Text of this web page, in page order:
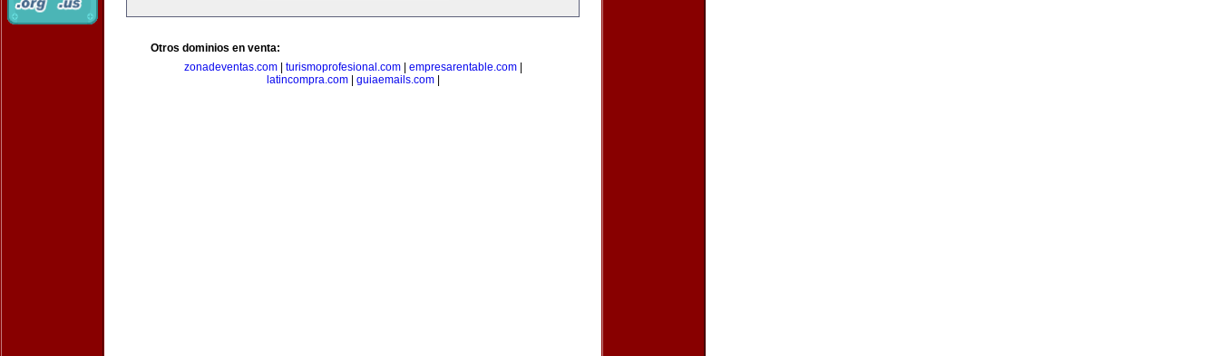
Otros dominios en venta:
zonadeventas.com| turismoprofesional.com| empresarentable.com|
latincompra.com| guiaemails.com|